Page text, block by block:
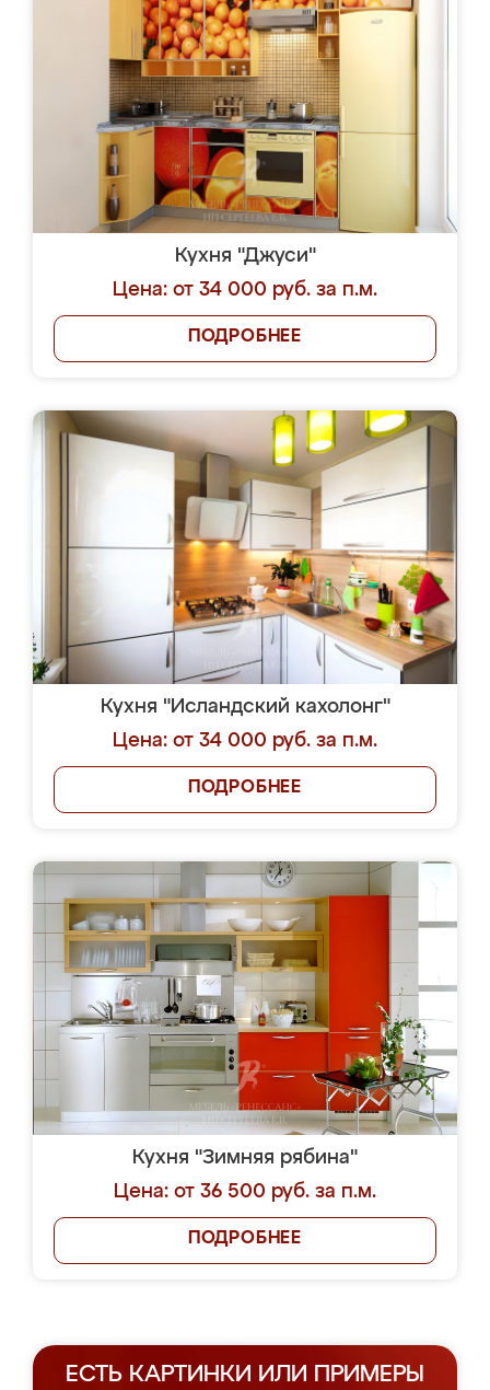
Кухня "Джуси"
Цена: от 34 000 руб. за п.м.
ПОДРОБНЕЕ
Кухня "Исландский кахолонг"
Цена: от 34 000 руб. за п.м.
ПОДРОБНЕЕ
Кухня "Зимняя рябина"
Цена: от 36 500 руб. за п.м.
ПОДРОБНЕЕ
ЕСТЬ КАРТИНКИ ИЛИ ПРИМЕРЫ